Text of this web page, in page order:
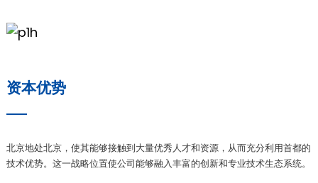
资本优势
北京地处北京，使其能够接触到大量优秀人才和资源，从而充分利用首都的
技术优势。这一战略位置使公司能够融入丰富的创新和专业技术生态系统。